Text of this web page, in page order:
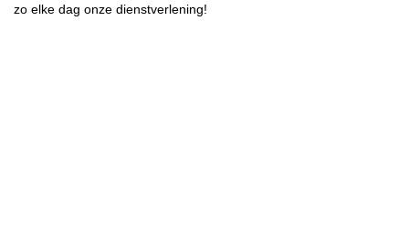
zo elke dag onze dienstverlening!